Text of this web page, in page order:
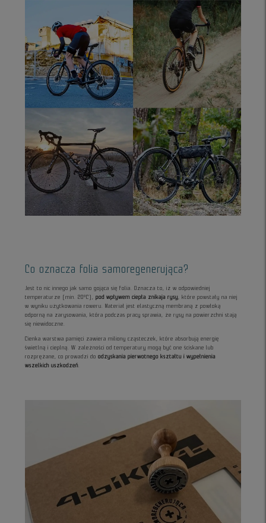
Co oznacza folia samoregenerująca?
Jest to nic innego jak samo gojąca się folia. Oznacza to, iż w odpowiedniej
temperaturze (min. 20°C),pod wpływem ciepła znikaja rysy, które powstały na niej
w wyniku użytkowania roweru. Materiał jest elastyczną membraną z powłoką
odporną na zarysowania, która podczas pracy sprawia, że rysy na powierzchni stają
się niewidoczne.
Cienka warstwa pamięci zawiera miliony cząsteczek, które absorbują energię
świetlną i cieplną. W zależności od temperatury mogą być one ściskane lub
rozprężane, co prowadzi doodzyskania pierwotnego kształtu i wypełnienia
wszelkich uszkodzeń.